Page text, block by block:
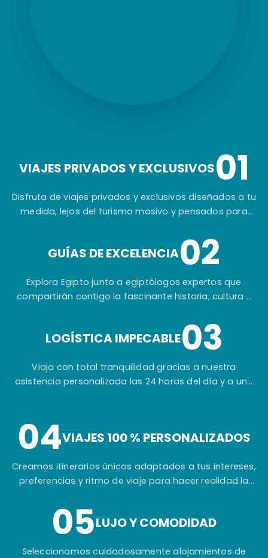
VIAJES PRIVADOS Y EXCLUSIVOS01
Disfruta de viajes privados y exclusivos diseñados a tu
medida, lejos del turismo masivo y pensados para
GUÍAS DE EXCELENCIA02
Explora Egipto junto a egiptólogos expertos que
compartirán contigo la fascinante historia, cultura y
extraordinarias del mundo.
LOGÍSTICA IMPECABLE03
Viaja con total tranquilidad gracias a nuestra
asistencia personalizada las 24 horas del día y a una
04VIAJES 100 % PERSONALIZADOS
Creamos itinerarios únicos adaptados a tus intereses,
preferencias y ritmo de viaje para hacer realidad la
05LUJO Y COMODIDAD
Seleccionamos cuidadosamente alojamientos de